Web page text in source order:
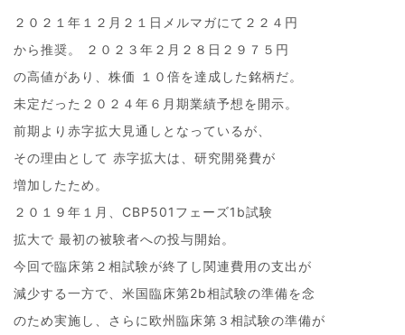
２０２１年１２月２１日メルマガにて２２４円
から推奨。 ２０２３年２月２８日２９７５円
の高値があり、株価 １０倍を達成した銘柄だ。
未定だった２０２４年６月期業績予想を開示。
前期より赤字拡大見通しとなっているが、
その理由として 赤字拡大は、研究開発費が
増加したため。
２０１９年１月、CBP501フェーズ1b試験
拡大で 最初の被験者への投与開始。
今回で臨床第２相試験が終了し関連費用の支出が
減少する一方で、米国臨床第2b相試験の準備を念
のため実施し、さらに欧州臨床第３相試験の準備が